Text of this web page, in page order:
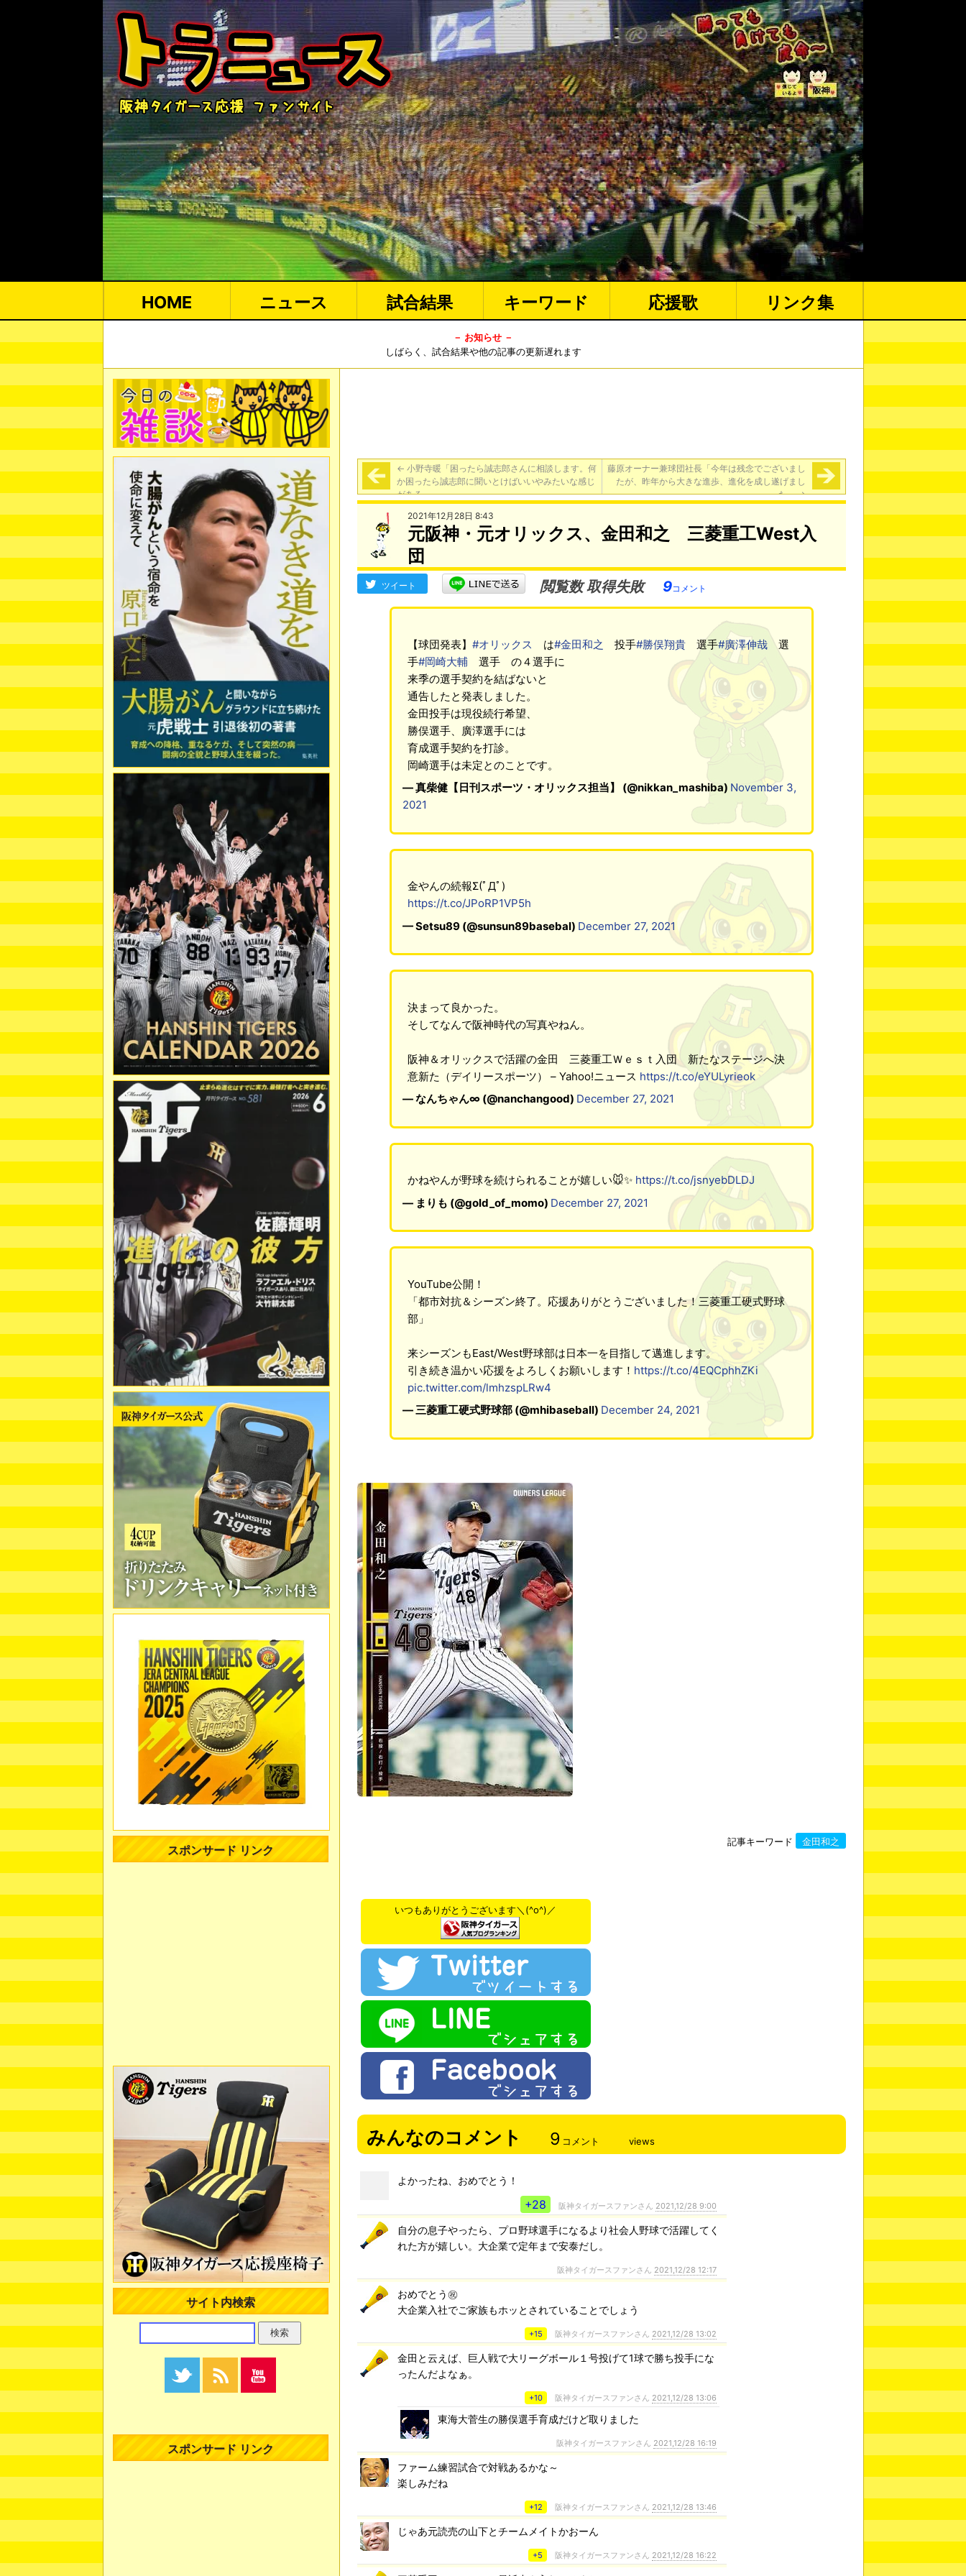
HOME ニュース 試合結果 キーワード 応援歌 リンク集
－ お知らせ －
しばらく、試合結果や他の記事の更新遅れます
← 小野寺暖「困ったら誠志郎さんに相談します。何
か困ったら誠志郎に聞いとけばいいやみたいな感じ
がある」
藤原オーナー兼球団社長「今年は残念でございまし
たが、昨年から大きな進歩、進化を成し遂げまし
た」→
2021年12月28日 8:43
元阪神・元オリックス、金田和之 三菱重工West入
団
ツイート 閲覧数 取得失敗 9コメント
【球団発表】 #オリックス は#金田和之 投手#勝俣翔貴 選手#廣澤伸哉 選
手#岡崎大輔 選手 の４選手に
来季の選手契約を結ばないと
通告したと発表しました。
金田投手は現役続行希望、
勝俣選手、廣澤選手には
育成選手契約を打診。
岡崎選手は未定とのことです。
— 真柴健【日刊スポーツ・オリックス担当】 (@nikkan_mashiba) November 3,
2021
金やんの続報Σ(ﾟДﾟ)
https://t.co/JPoRP1VP5h
— Setsu89 (@sunsun89basebal) December 27, 2021
決まって良かった。
そしてなんで阪神時代の写真やねん。
阪神＆オリックスで活躍の金田 三菱重工Ｗｅｓｔ入団 新たなステージへ決
意新た（デイリースポーツ） – Yahoo!ニュース https://t.co/eYULyrieok
— なんちゃん∞ (@nanchangood) December 27, 2021
かねやんが野球を続けられることが嬉しい🐭✨ https://t.co/jsnyebDLDJ
— まりも (@gold_of_momo) December 27, 2021
YouTube公開！
「都市対抗＆シーズン終了。応援ありがとうございました！三菱重工硬式野球
部」
来シーズンもEast/West野球部は日本一を目指して邁進します。
引き続き温かい応援をよろしくお願いします！ https://t.co/4EQCphhZKi
pic.twitter.com/lmhzspLRw4
— 三菱重工硬式野球部 (@mhibaseball) December 24, 2021
記事キーワード 金田和之
いつもありがとうございます＼(^o^)／
みんなのコメント 9 コメント views
よかったね、おめでとう！
+28 阪神タイガースファンさん 2021,12/28 9:00
自分の息子やったら、プロ野球選手になるより社会人野球で活躍してく
れた方が嬉しい。大企業で定年まで安泰だし。
阪神タイガースファンさん 2021,12/28 12:17
おめでとう㊗️
大企業入社でご家族もホッとされていることでしょう
+15 阪神タイガースファンさん 2021,12/28 13:02
金田と云えば、巨人戦で大リーグボール１号投げて1球で勝ち投手にな
ったんだよなぁ。
+10 阪神タイガースファンさん 2021,12/28 13:06
東海大菅生の勝俣選手育成だけど取りました
阪神タイガースファンさん 2021,12/28 16:19
ファーム練習試合で対戦あるかな～
楽しみだね
+12 阪神タイガースファンさん 2021,12/28 13:46
じゃあ元読売の山下とチームメイトかおーん
+5 阪神タイガースファンさん 2021,12/28 16:22
スポンサード リンク
サイト内検索
スポンサード リンク